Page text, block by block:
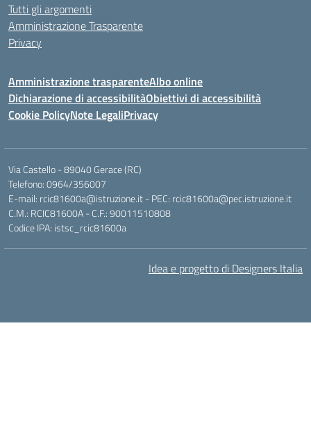
Tutti gli argomenti
Amministrazione Trasparente
Privacy
Amministrazione trasparenteAlbo online
Dichiarazione di accessibilitàObiettivi di accessibilità
Cookie PolicyNote LegaliPrivacy
Via Castello - 89040 Gerace (RC)
Telefono: 0964/356007
E-mail: rcic81600a@istruzione.it - PEC: rcic81600a@pec.istruzione.it
C.M.: RCIC81600A - C.F.: 90011510808
Codice IPA: istsc_rcic81600a
Idea e progetto di Designers Italia